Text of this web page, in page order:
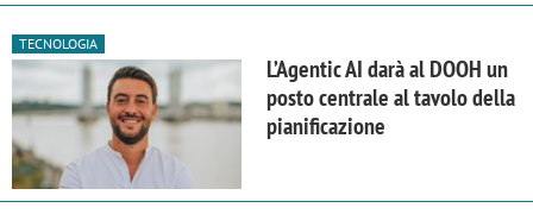
TECNOLOGIA
L’Agentic AI darà al DOOH un
posto centrale al tavolo della
pianificazione